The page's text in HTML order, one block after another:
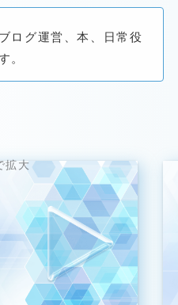
ログ運営、本、日常役
。